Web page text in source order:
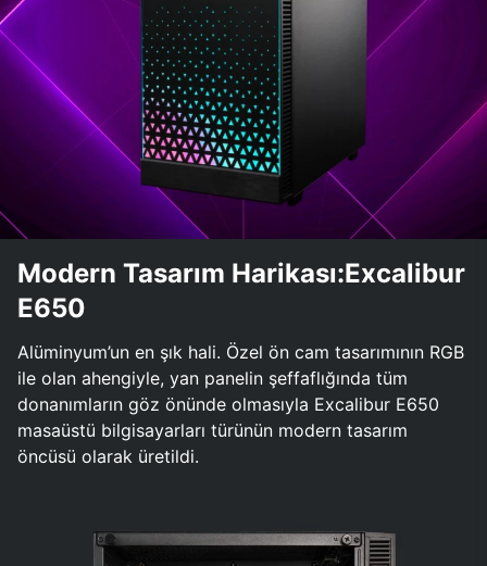
Modern Tasarım Harikası:Excalibur
E650
Alüminyum’un en şık hali. Özel ön cam tasarımının RGB
ile olan ahengiyle, yan panelin şeffaflığında tüm
donanımların göz önünde olmasıyla Excalibur E650
masaüstü bilgisayarları türünün modern tasarım
öncüsü olarak üretildi.